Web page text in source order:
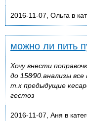
2016-11-07, Ольга в
можно ли пить
Хочу внести
до 158⁄90.анализы
т.к предыдущие
гестоз
2016-11-07, Аня в